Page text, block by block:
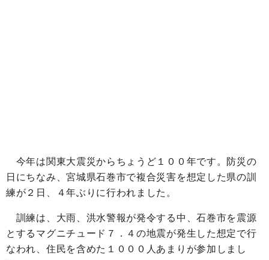
今年は関東大震災からちょうど１００年です。防災の
日にちなみ、宮城県石巻市で複合災害を想定した県の訓
練が２日、４年ぶりに行われました。
訓練は、大雨、洪水警報が発令する中、石巻市を震源
とするマグニチュード７．４の地震が発生した想定で行
なわれ、住民を含めた１０００人あまりが参加しまし